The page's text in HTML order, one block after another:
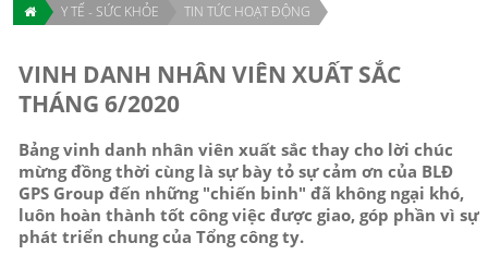
Y TẾ - SỨC KHỎE TIN TỨC HOẠT ĐỘNG
VINH DANH NHÂN VIÊN XUẤT SẮC
THÁNG 6/2020
Bảng vinh danh nhân viên xuất sắc thay cho lời chúc
mừng đồng thời cùng là sự bày tỏ sự cảm ơn của BLĐ
GPS Group đến những "chiến binh" đã không ngại khó,
luôn hoàn thành tốt công việc được giao, góp phần vì sự
phát triển chung của Tổng công ty.